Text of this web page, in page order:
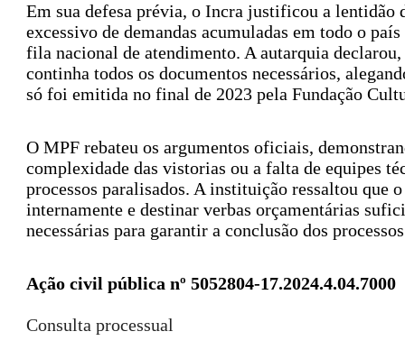
Em sua defesa prévia, o Incra justificou a
excessivo de demandas acumuladas em todo o
fila nacional de atendimento. A autarquia
continha todos os documentos necessários,
só foi emitida no final de 2023 pela Fundação
O MPF rebateu os argumentos oficiais,
complexidade das vistorias ou a falta de equipes
processos paralisados. A instituição ressaltou que
internamente e destinar verbas orçamentárias
necessárias para garantir a conclusão dos
Ação civil pública nº 5052804-17.2024.4.04.7000
Consulta processual